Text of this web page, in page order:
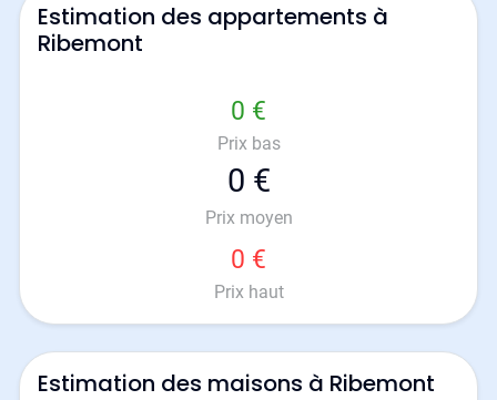
Estimation des appartements à
Ribemont
0 €
Prix bas
0 €
Prix moyen
0 €
Prix haut
Estimation des maisons à Ribemont